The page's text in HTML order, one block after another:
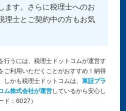
ます。さらに税理士へのお
理士とご契約中の方もお気
行うには、税理士ドットコムが運営す
ご利用いただくことがおすすめ！納得
かも税理士ドットコムは、 東証プラ
ム株式会社が運営しているから安心し
ド：6027）